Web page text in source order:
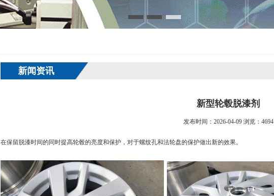
新闻资讯
新型轮毂脱漆剂
发布时间：2026-04-09 浏览：4694
在保留脱漆时间的同时提高轮毂的亮度和保护，对于螺纹孔和法轮盘的保护做出新的效果。